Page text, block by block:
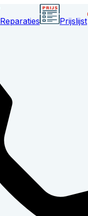
Reparaties Prijslijst